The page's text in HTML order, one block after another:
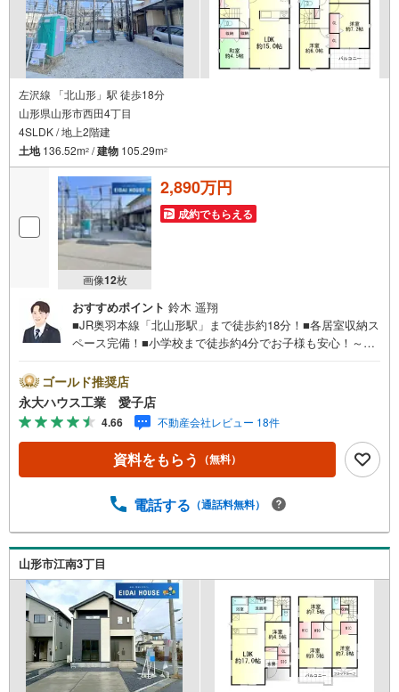
左沢線 「北山形」駅 徒歩18分
山形県山形市西田4丁目
4SLDK / 地上2階建
土地136.52m2 /建物 105.29m2
画像12枚
2,890万円
成約でもらえる
おすすめポイント 鈴木 遥翔
■JR奥羽本線「北山形駅」まで徒歩約18分！■各居室収納ス
ペース完備！■小学校まで徒歩約4分でお子様も安心！～永
で展開中！こちらでは当社の強みを大きく2つに分けてご紹
介！1.＜豊富な不動産知識＞戸建・マンション・土地...と
種別を問わず不動産を取り扱っております。更に教育施設
や商業施設、子育て環境や行政などの地域情報を総合し、
お客様により良い物件選びをして頂けるよう、しっかりと
サポートさせて頂きます。2.＜経験豊富なスタッフ＞当社
宅に関する様々なご質問はもちろん、ご購入時に気になる
きます。各店舗ではキッズスペースも完備！お子様連れの
ご家族様で是非お越しください。営業時間:10:00～18:00
（定休日火・水曜日※店舗により変動あり）現地のご案内も
可能ですので、どうぞお気軽にお問い合わせください！
ゴールド推奨店
永大ハウス工業 愛子店
4.66 不動産会社レビュー 18件
資料をもらう （無料）
電話する （通話料無料）
山形市江南3丁目